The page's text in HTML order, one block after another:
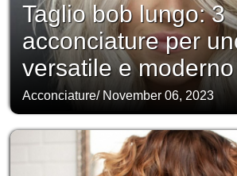
Taglio bob lungo: 3
acconciature per
versatile e moderno
Acconciature/ November 06, 2023